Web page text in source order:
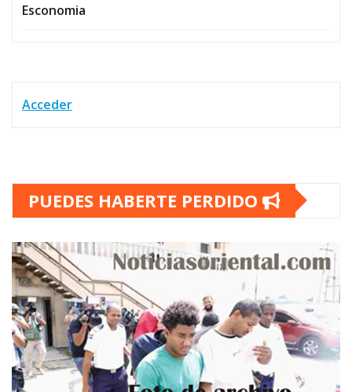
Esconomia
Acceder
PUEDES HABERTE PERDIDO